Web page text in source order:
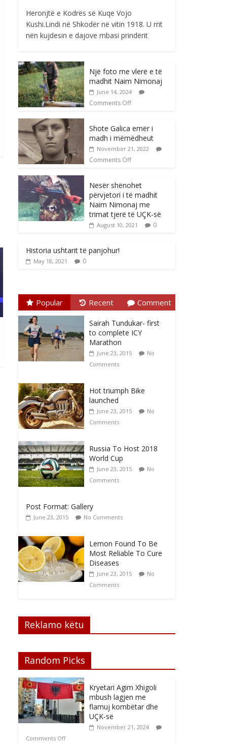
Heronjtë e Kodrës së Kuqe Vojo
Kushi.Lindi në Shkodër në vitin 1918. U rrit
nën kujdesin e dajove mbasi prindërit
Një foto me vlerë e të
madhit Naim Nimonaj
June 14, 2024
Comments Off
Shote Galica emër i
madh i mëmëdheut
November 21, 2022
Comments Off
Nesër shënohet
përvjetori i të madhit
Naim Nimonaj me
trimat tjerë të UÇK-së
August 10, 2021 0
Historia ushtarit të panjohur!
May 18, 2021 0
Popular Recent Comment
Sairah Tundukar- first
to complete ICY
Marathon
June 23, 2015
No
Comments
Hot triumph Bike
launched
June 23, 2015
No
Comments
Russia To Host 2018
World Cup
June 23, 2015
No
Comments
Post Format: Gallery
June 23, 2015 No Comments
Lemon Found To Be
Most Reliable To Cure
Diseases
June 23, 2015
No
Comments
Reklamo këtu
Random Picks
Kryetari Agim Xhigoli
mbush lagjen me
flamuj kombëtar dhe
UÇK-së
November 21, 2024
Comments Off